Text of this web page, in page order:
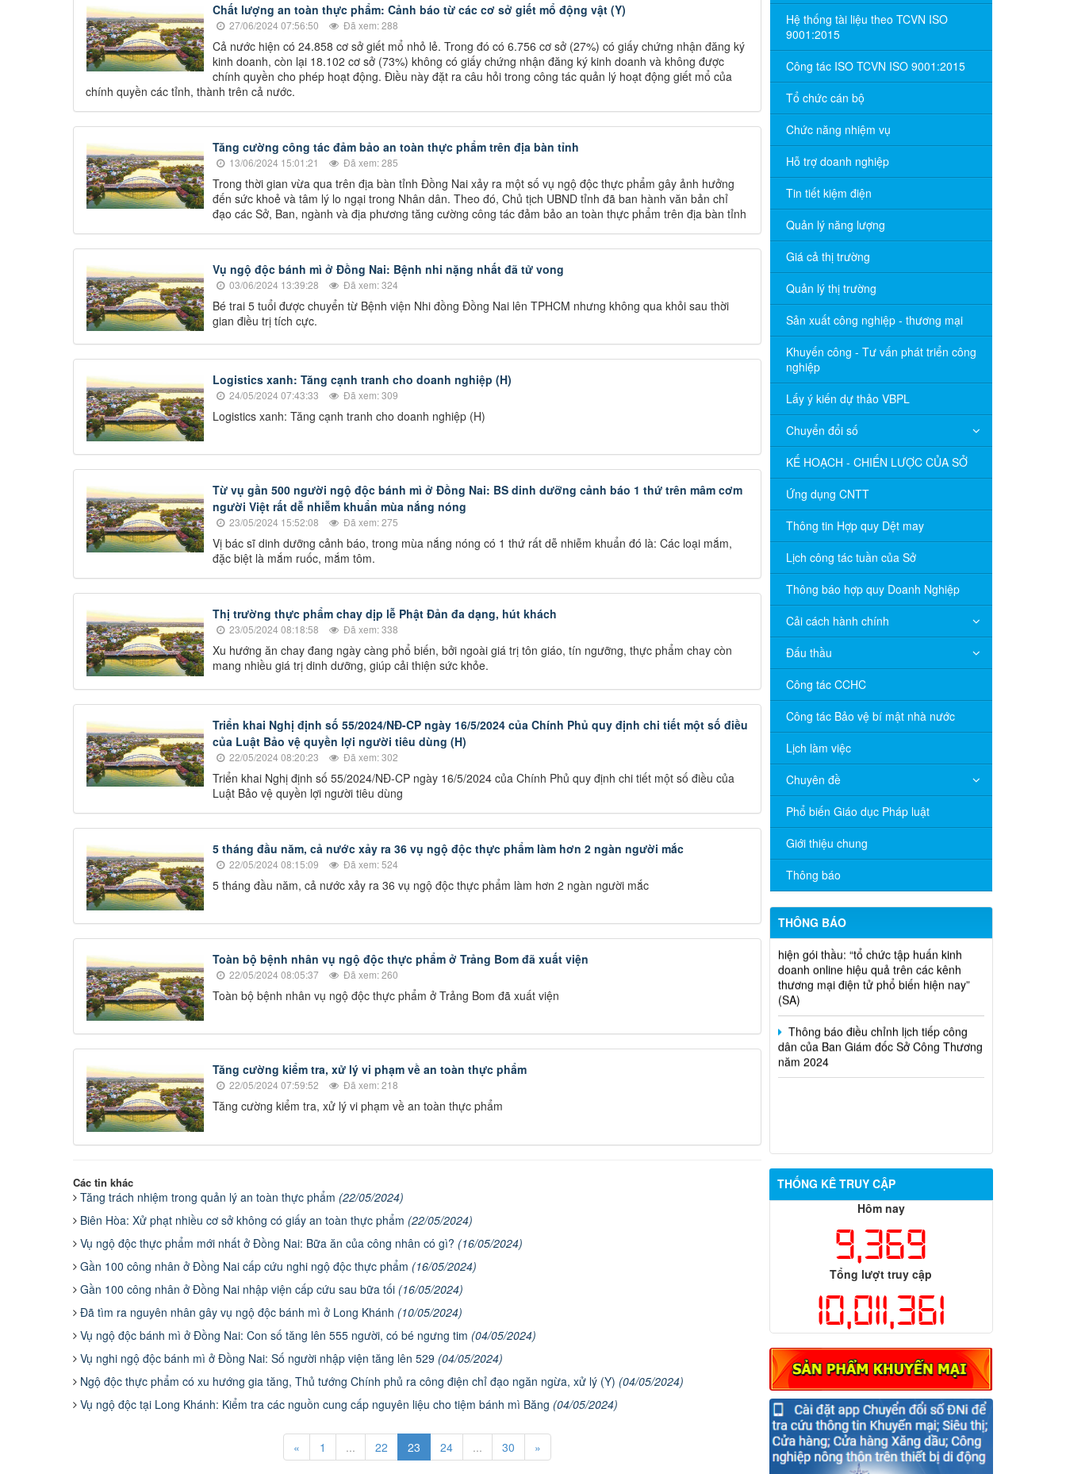
Chất lượng an toàn thực phẩm: Cảnh báo từ các cơ sở giết mổ động vật (Y)
27/06/2024 07:56:50 Đã xem: 288
Cả nước hiện có 24.858 cơ sở giết mổ nhỏ lẻ. Trong đó có 6.756 cơ sở (27%) có giấy chứng nhận đăng ký
kinh doanh, còn lại 18.102 cơ sở (73%) không có giấy chứng nhận đăng ký kinh doanh và không được
chính quyền cho phép hoạt động. Điều này đặt ra câu hỏi trong công tác quản lý hoạt động giết mổ của
chính quyền các tỉnh, thành trên cả nước.
Tăng cường công tác đảm bảo an toàn thực phẩm trên địa bàn tỉnh
13/06/2024 15:01:21 Đã xem: 285
Trong thời gian vừa qua trên địa bàn tỉnh Đồng Nai xảy ra một số vụ ngộ độc thực phẩm gây ảnh hưởng
đến sức khoẻ và tâm lý lo ngại trong Nhân dân. Theo đó, Chủ tịch UBND tỉnh đã ban hành văn bản chỉ
đạo các Sở, Ban, ngành và địa phương tăng cường công tác đảm bảo an toàn thực phẩm trên địa bàn tỉnh
Vụ ngộ độc bánh mì ở Đồng Nai: Bệnh nhi nặng nhất đã tử vong
03/06/2024 13:39:28 Đã xem: 324
Bé trai 5 tuổi được chuyển từ Bệnh viện Nhi đồng Đồng Nai lên TPHCM nhưng không qua khỏi sau thời
gian điều trị tích cực.
Logistics xanh: Tăng cạnh tranh cho doanh nghiệp (H)
24/05/2024 07:43:33 Đã xem: 309
Logistics xanh: Tăng cạnh tranh cho doanh nghiệp (H)
Từ vụ gần 500 người ngộ độc bánh mì ở Đồng Nai: BS dinh dưỡng cảnh báo 1 thứ trên mâm cơm
người Việt rất dễ nhiễm khuẩn mùa nắng nóng
23/05/2024 15:52:08 Đã xem: 275
Vị bác sĩ dinh dưỡng cảnh báo, trong mùa nắng nóng có 1 thứ rất dễ nhiễm khuẩn đó là: Các loại mắm,
đặc biệt là mắm ruốc, mắm tôm.
Thị trường thực phẩm chay dịp lễ Phật Đản đa dạng, hút khách
23/05/2024 08:18:58 Đã xem: 338
Xu hướng ăn chay đang ngày càng phổ biến, bởi ngoài giá trị tôn giáo, tín ngưỡng, thực phẩm chay còn
mang nhiều giá trị dinh dưỡng, giúp cải thiện sức khỏe.
Triển khai Nghị định số 55/2024/NĐ-CP ngày 16/5/2024 của Chính Phủ quy định chi tiết một số điều
của Luật Bảo vệ quyền lợi người tiêu dùng (H)
22/05/2024 08:20:23 Đã xem: 302
Triển khai Nghị định số 55/2024/NĐ-CP ngày 16/5/2024 của Chính Phủ quy định chi tiết một số điều của
Luật Bảo vệ quyền lợi người tiêu dùng
5 tháng đầu năm, cả nước xảy ra 36 vụ ngộ độc thực phẩm làm hơn 2 ngàn người mắc
22/05/2024 08:15:09 Đã xem: 524
5 tháng đầu năm, cả nước xảy ra 36 vụ ngộ độc thực phẩm làm hơn 2 ngàn người mắc
Toàn bộ bệnh nhân vụ ngộ độc thực phẩm ở Trảng Bom đã xuất viện
22/05/2024 08:05:37 Đã xem: 260
Toàn bộ bệnh nhân vụ ngộ độc thực phẩm ở Trảng Bom đã xuất viện
Tăng cường kiểm tra, xử lý vi phạm về an toàn thực phẩm
22/05/2024 07:59:52 Đã xem: 218
Tăng cường kiểm tra, xử lý vi phạm về an toàn thực phẩm
Các tin khác
Tăng trách nhiệm trong quản lý an toàn thực phẩm (22/05/2024)
Biên Hòa: Xử phạt nhiều cơ sở không có giấy an toàn thực phẩm (22/05/2024)
Vụ ngộ độc thực phẩm mới nhất ở Đồng Nai: Bữa ăn của công nhân có gì? (16/05/2024)
Gần 100 công nhân ở Đồng Nai cấp cứu nghi ngộ độc thực phẩm (16/05/2024)
Gần 100 công nhân ở Đồng Nai nhập viện cấp cứu sau bữa tối (16/05/2024)
Đã tìm ra nguyên nhân gây vụ ngộ độc bánh mì ở Long Khánh (10/05/2024)
Vụ ngộ độc bánh mì ở Đồng Nai: Con số tăng lên 555 người, có bé ngưng tim (04/05/2024)
Vụ nghi ngộ độc bánh mì ở Đồng Nai: Số người nhập viện tăng lên 529 (04/05/2024)
Ngộ độc thực phẩm có xu hướng gia tăng, Thủ tướng Chính phủ ra công điện chỉ đạo ngăn ngừa, xử lý (Y) (04/05/2024)
Vụ ngộ độc tại Long Khánh: Kiểm tra các nguồn cung cấp nguyên liệu cho tiệm bánh mì Băng (04/05/2024)
« 1 ... 22 23 24 ... 30 »
Hệ thống tài liệu theo TCVN ISO
9001:2015
Công tác ISO TCVN ISO 9001:2015
Tổ chức cán bộ
Chức năng nhiệm vụ
Hỗ trợ doanh nghiệp
Tin tiết kiệm điện
Quản lý năng lượng
Giá cả thị trường
Quản lý thị trường
Sản xuất công nghiệp - thương mại
Khuyến công - Tư vấn phát triển công
nghiệp
Lấy ý kiến dự thảo VBPL
Chuyển đổi số
KẾ HOẠCH - CHIẾN LƯỢC CỦA SỞ
Ứng dụng CNTT
Thông tin Hợp quy Dệt may
Lịch công tác tuần của Sở
Thông báo hợp quy Doanh Nghiệp
Cải cách hành chính
Đấu thầu
Công tác CCHC
Công tác Bảo vệ bí mật nhà nước
Lịch làm việc
Chuyên đề
Phổ biến Giáo dục Pháp luật
Giới thiệu chung
Thông báo
THÔNG BÁO
V/v đề nghị báo cáo hệ thống phân
phối, nhãn hiệu hàng hóa và hoạt động
mua bán khí trên địa bàn tỉnh năm 2025
(nhắc lần 2).
Thông báo bán thanh lý tài sản công
theo hình thức chỉ định
Thông báo lựa chọn nhà thầu thực
hiện gói thầu: “tổ chức tập huấn kinh
doanh online hiệu quả trên các kênh
thương mại điện tử phổ biến hiện nay”
(SA)
Thông báo điều chỉnh lịch tiếp công
dân của Ban Giám đốc Sở Công Thương
năm 2024
THỐNG KÊ TRUY CẬP
Hôm nay
9,369
Tổng lượt truy cập
10,011,361